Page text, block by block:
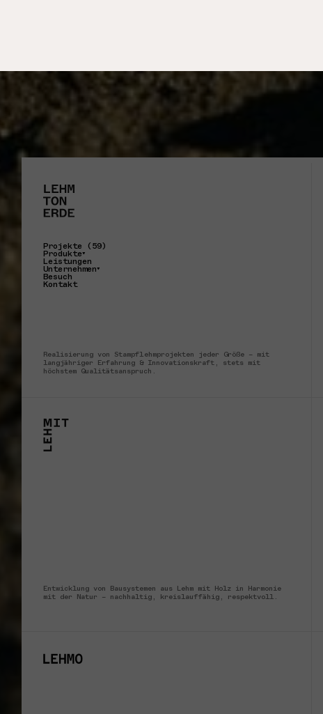
Projekte (59)
Produkte
Leistungen
Unternehmen
Besuch
Kontakt
Realisierung von Stampflehmprojekten jeder Größe – mit
langjähriger Erfahrung & Innovationskraft, stets mit
höchstem Qualitätsanspruch.
Entwicklung von Bausystemen aus Lehm mit Holz in Harmonie
mit der Natur – nachhaltig, kreislauffähig, respektvoll.